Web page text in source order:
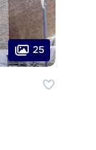
25